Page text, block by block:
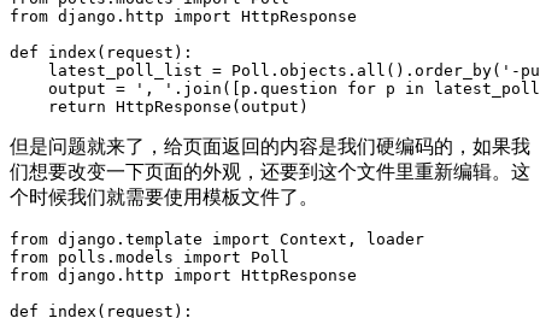
from django.http import HttpResponse
def index(request):
latest_poll_list = Poll.objects.all().order_by('-
output = ', '.join([p.question for p in
    return HttpResponse(output)
但是问题就来了，给页面返回的内容是我们硬编码的，如果我
们想要改变一下页面的外观，还要到这个文件里重新编辑。这
个时候我们就需要使用模板文件了。
from django.template import Context, loader
from polls.models import Poll
from django.http import HttpResponse
def index(request):